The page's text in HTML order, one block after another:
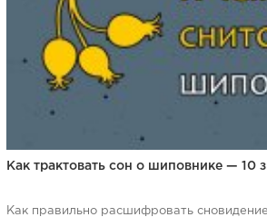
Как трактовать сон о шиповнике — 10
Как правильно расшифровать